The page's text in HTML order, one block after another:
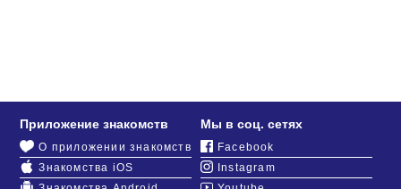
Приложение знакомств
О приложении знакомств
Знакомства iOS
Мы в соц. сетях
Facebook
Instagram